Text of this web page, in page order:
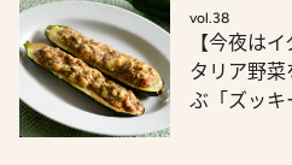
vol.38
【今夜は
タリア野菜
ぶ「ズッキ